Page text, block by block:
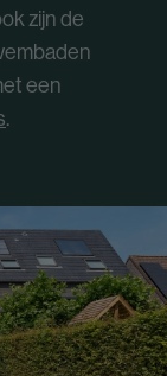
zijn de
een
.